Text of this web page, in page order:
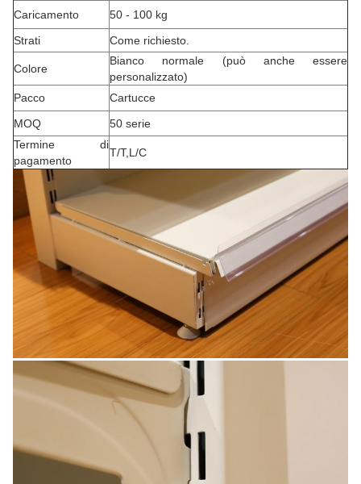
Caricamento
50 - 100 kg
Strati
Come richiesto.
Colore
Bianco normale (può anche essere
personalizzato)
Pacco
Cartucce
MOQ
50 serie
Termine di
pagamento
T/T,L/C